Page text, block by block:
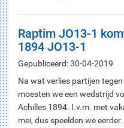
Raptim JO13-1
1894 JO13-1
Gepubliceerd: 30-04-2019
Na wat verlies partijen
moesten we een wedstrijd
Achilles 1894. I.v.m. met
mei, dus speelden we